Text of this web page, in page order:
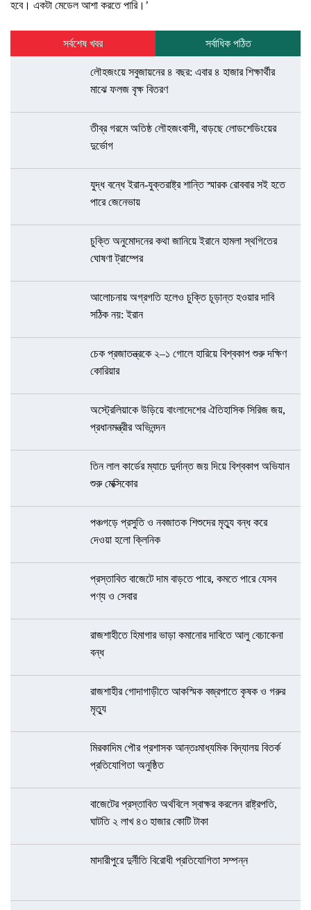
হবে। একটা মেডেল আশা করতে পারি।’
সর্বশেষ খবর সর্বাধিক পঠিত
লৌহজংয়ে সবুজায়নের ৪ বছর: এবার ৪ হাজার শিক্ষার্থীর
মাঝে ফলজ বৃক্ষ বিতরণ
তীব্র গরমে অতিষ্ঠ লৌহজংবাসী, বাড়ছে লোডশেডিংয়ের
দুর্ভোগ
যুদ্ধ বন্ধে ইরান-যুক্তরাষ্ট্র শান্তি স্মারক রোববার সই হতে
পারে জেনেভায়
চুক্তি অনুমোদনের কথা জানিয়ে ইরানে হামলা স্থগিতের
ঘোষণা ট্রাম্পের
আলোচনায় অগ্রগতি হলেও চুক্তি চূড়ান্ত হওয়ার দাবি
সঠিক নয়: ইরান
চেক প্রজাতন্ত্রকে ২–১ গোলে হারিয়ে বিশ্বকাপ শুরু দক্ষিণ
কোরিয়ার
অস্ট্রেলিয়াকে উড়িয়ে বাংলাদেশের ঐতিহাসিক সিরিজ জয়,
প্রধানমন্ত্রীর অভিনন্দন
তিন লাল কার্ডের ম্যাচে দুর্দান্ত জয় দিয়ে বিশ্বকাপ অভিযান
শুরু মেক্সিকোর
পঞ্চগড়ে প্রসুতি ও নবজাতক শিশুদের মৃত্যু বন্ধ করে
দেওয়া হলো ক্লিনিক
প্রস্তাবিত বাজেটে দাম বাড়তে পারে, কমতে পারে যেসব
পণ্য ও সেবার
রাজশাহীতে হিমাগার ভাড়া কমানোর দাবিতে আলু বেচাকেনা
বন্ধ
রাজশাহীর গোদাগাড়ীতে আকস্মিক বজ্রপাতে কৃষক ও গরুর
মৃত্যু
মিরকাদিম পৌর প্রশাসক আন্তঃমাধ্যমিক বিদ্যালয় বিতর্ক
প্রতিযোগিতা অনুষ্ঠিত
বাজেটের প্রস্তাবিত অর্থবিলে স্বাক্ষর করলেন রাষ্ট্রপতি,
ঘাটতি ২ লাখ ৪৩ হাজার কোটি টাকা
মাদারীপুরে দুর্নীতি বিরোধী প্রতিযোগিতা সম্পন্ন